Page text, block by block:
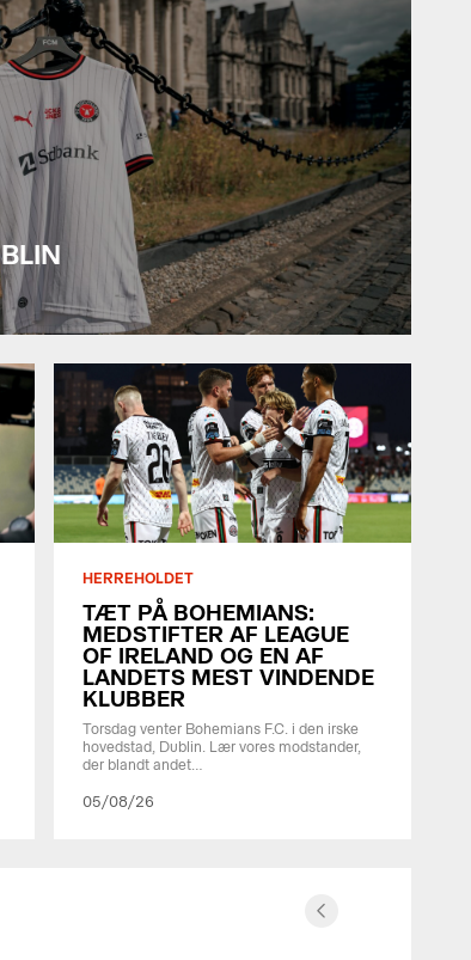
HERREHOLDET
TÆT PÅ BOHEMIANS:
MEDSTIFTER AF LEAGUE
OF IRELAND OG EN AF
LANDETS MEST VINDENDE
KLUBBER
Torsdag venter Bohemians F.C. i den irske
hovedstad, Dublin. Lær vores modstander,
der blandt andet…
05/08/26